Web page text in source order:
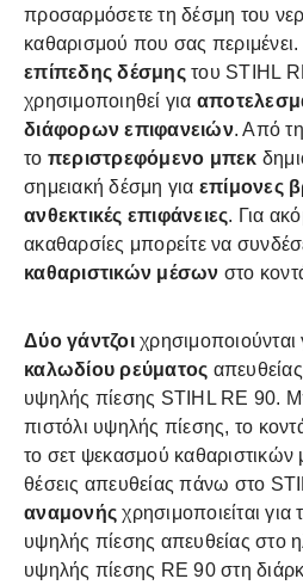
προσαρμόσετε τη δέσμη του
καθαρισμού που σας
επίπεδης δέσμης του STIHL
χρησιμοποιηθεί για
διάφορων επιφανειών. Από
το περιστρεφόμενο μπεκ
σημειακή δέσμη για επίμονες
ανθεκτικές επιφάνειες. Για
ακαθαρσίες μπορείτε να
καθαριστικών μέσων στο
Δύο γάντζοι χρησιμοποιούνται
καλωδίου ρεύματος
υψηλής πίεσης STIHL RE 90.
πιστόλι υψηλής πίεσης, το
το σετ ψεκασμού καθαριστικών
θέσεις απευθείας πάνω στο
αναμονής χρησιμοποιείται
υψηλής πίεσης απευθείας στο
υψηλής πίεσης RE 90 στη